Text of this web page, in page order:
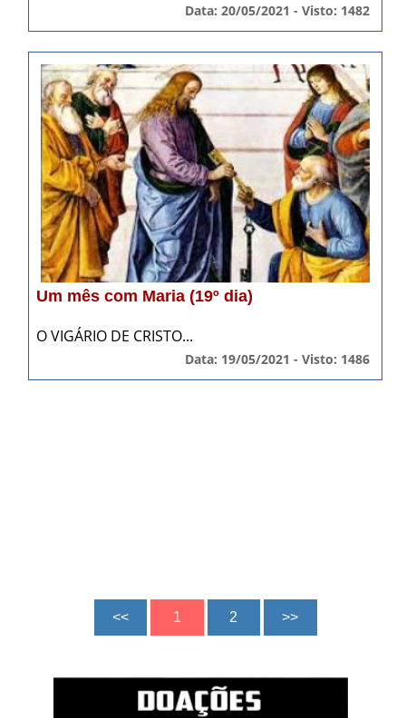
Data: 20/05/2021 - Visto: 1482
Um mês com Maria (19º dia)
O VIGÁRIO DE CRISTO...
Data: 19/05/2021 - Visto: 1486